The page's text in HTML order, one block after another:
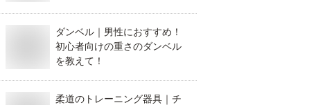
ダンベル｜男性におすすめ！
初心者向けの重さのダンベル
を教えて！
柔道のトレーニング器具｜チ